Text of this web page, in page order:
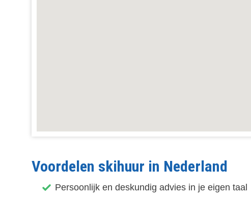
Voordelen skihuur in Nederland
Persoonlijk en deskundig advies in je eigen taal